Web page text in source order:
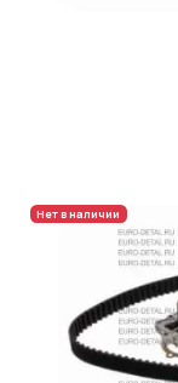
Нет в наличии